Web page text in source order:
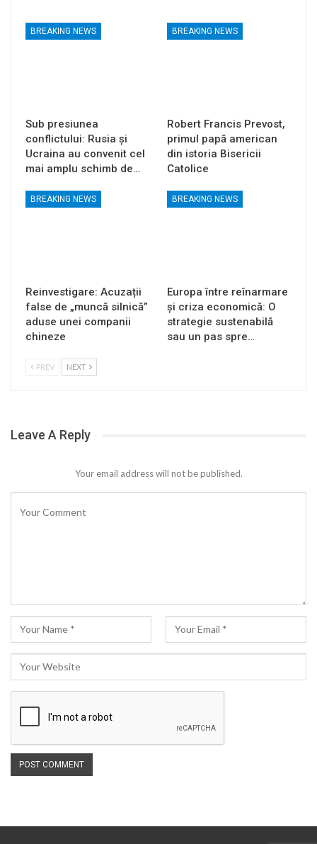
BREAKING NEWS
Sub presiunea
conflictului: Rusia și
Ucraina au convenit cel
mai amplu schimb de…
BREAKING NEWS
Robert Francis Prevost,
primul papă american
din istoria Bisericii
Catolice
BREAKING NEWS
Reinvestigare: Acuzații
false de „muncă silnică”
aduse unei companii
chineze
BREAKING NEWS
Europa între reînarmare
și criza economică: O
strategie sustenabilă
sau un pas spre…
PREV NEXT
Leave A Reply
Your email address will not be published.